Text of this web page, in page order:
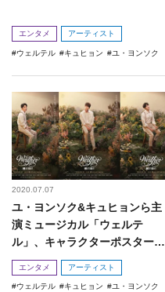
エンタメ アーティスト
ウェルテル キュヒョン ユ・ヨンソク
2020.07.07
ユ・ヨンソク&キュヒョンら主
演ミュージカル「ウェルテ
ル」、キャラクターポスター公
開！
エンタメ アーティスト
ウェルテル キュヒョン ユ・ヨンソク